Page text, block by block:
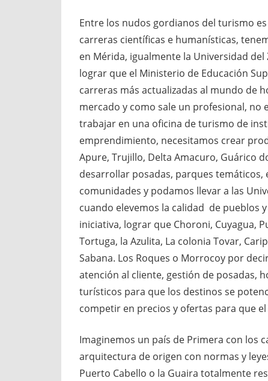
Entre los nudos gordianos del turismo
carreras científicas e humanísticas,
en Mérida, igualmente la Universidad del
lograr que el Ministerio de Educación
carreras más actualizadas al mundo de
mercado y como sale un profesional, no
trabajar en una oficina de turismo de
emprendimiento, necesitamos crear
Apure, Trujillo, Delta Amacuro, Guárico
desarrollar posadas, parques
comunidades y podamos llevar a las
cuando elevemos la calidad de pueblos
iniciativa, lograr que Choroni, Cuyagua,
Tortuga, la Azulita, La colonia Tovar,
Sabana. Los Roques o Morrocoy por
atención al cliente, gestión de posadas,
turísticos para que los destinos se
competir en precios y ofertas para que
Imaginemos un país de Primera con los
arquitectura de origen con normas y
Puerto Cabello o la Guaira totalmente